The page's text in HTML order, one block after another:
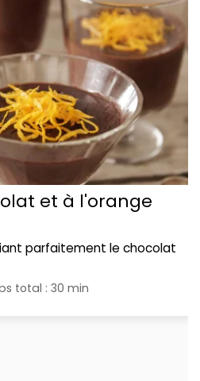
et à l'orange
parfaitement le chocolat
total : 30 min